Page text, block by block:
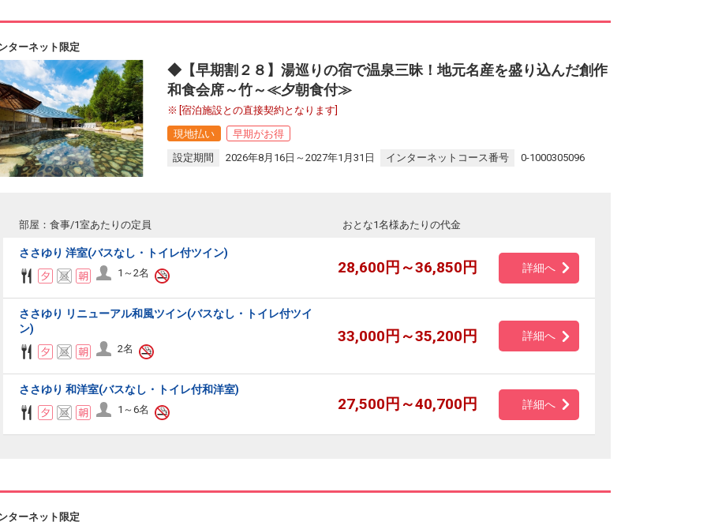
ターネット限定
◆【早期割２８】湯巡りの宿で温泉三昧！地元名産を盛り込んだ創作
和食会席～竹～≪夕朝食付≫
[宿泊施設との直接契約となります]
現地払い
早期がお得
設定期間
2026年8月16日～2027年1月31日 インターネットコース番号 0-1000305096
部屋：食事/1室あたりの定員 おとな1名様あたりの代金
ささゆり 洋室(バスなし・トイレ付ツイン)
1～2名 28,600円～36,850円 詳細へ
ささゆり リニューアル和風ツイン(バスなし・トイレ付ツイ
ン)
2名
33,000円～35,200円 詳細へ
ささゆり 和洋室(バスなし・トイレ付和洋室)
1～6名 27,500円～40,700円 詳細へ
ターネット限定